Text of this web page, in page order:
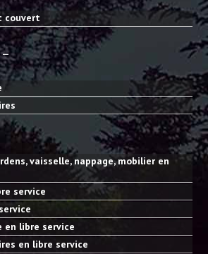
couvert
—
vaisselle, nappage, mobilier en
service
en libre service
en libre service